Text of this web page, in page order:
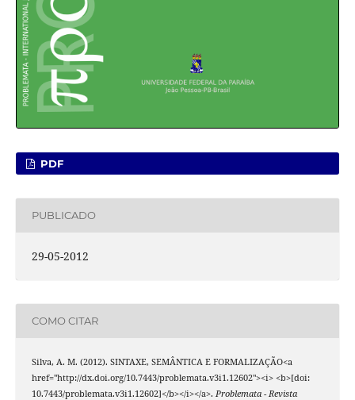
PDF
PUBLICADO
29-05-2012
COMO CITAR
Silva, A. M. (2012). SINTAXE, SEMÂNTICA E FORMALIZAÇÃO<a
href="http://dx.doi.org/10.7443/problemata.v3i1.12602"><i> <b>[doi:
10.7443/problemata.v3i1.12602]</b></i></a>. Problemata - Revista